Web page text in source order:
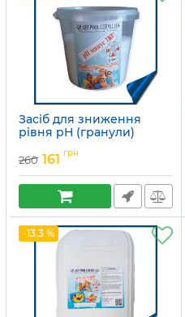
Засіб для зниження
рівня pH (гранули)
260 161 грн
-13.3 %